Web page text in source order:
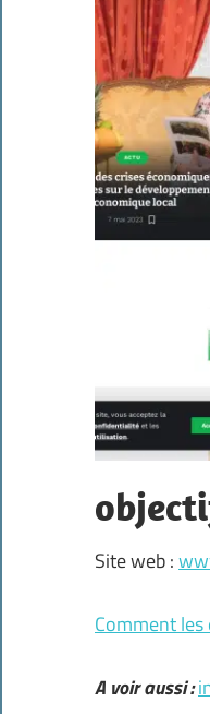
Site web :
Comment
A voir aussi :